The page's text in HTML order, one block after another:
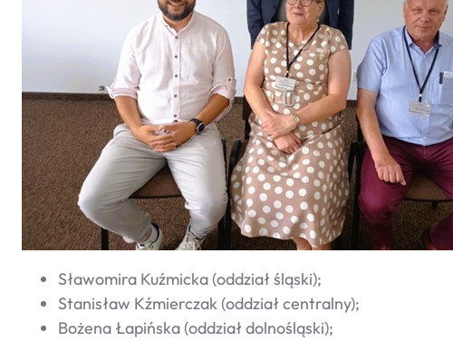
Sławomira Kuźmicka (oddział śląski);
Stanisław Kźmierczak (oddział centralny);
Bożena Łapińska (oddział dolnośląski);